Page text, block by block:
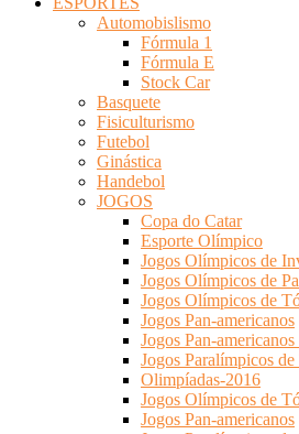
Automobislismo
Fórmula 1
Fórmula E
Stock Car
Basquete
Fisiculturismo
Futebol
Ginástica
Handebol
JOGOS
Copa do Catar
Esporte Olímpico
Jogos Olímpicos de
Jogos Olímpicos de
Jogos Olímpicos de
Jogos Pan-americanos
Jogos Pan-
Jogos Paralímpicos
Olimpíadas-2016
Jogos Olímpicos de
Jogos Pan-americanos